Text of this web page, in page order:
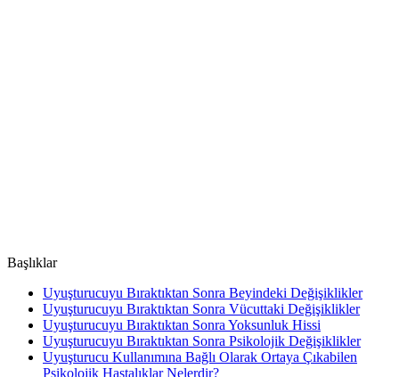
Başlıklar
Uyuşturucuyu Bıraktıktan Sonra Beyindeki Değişiklikler
Uyuşturucuyu Bıraktıktan Sonra Vücuttaki Değişiklikler
Uyuşturucuyu Bıraktıktan Sonra Yoksunluk Hissi
Uyuşturucuyu Bıraktıktan Sonra Psikolojik Değişiklikler
Uyuşturucu Kullanımına Bağlı Olarak Ortaya Çıkabilen
Psikolojik Hastalıklar Nelerdir?